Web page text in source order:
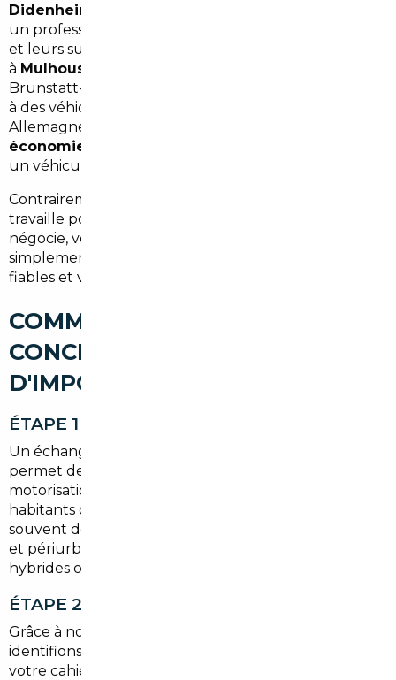
Didenheim
un professionnel qui connaît les marchés européens
et leurs subtilités. Notre agence de référence, basée
à Mulhouse
Brunstatt-Didenheim en leur offrant un accès direct
à des véhicules sélectionnés en Europe —
Allemagne, Belgique, Portugal, Espagne — avec des
économies réelles pouvant dépasser 8 000 €
un véhicule neuf ou récent.
Contrairement à un achat en concession, le courtier
travaille pour vous, pas pour le constructeur. Il
négocie, vérifie, importe et livre. Vous choisissez
simplement votre véhicule sur la base de sélections
fiables et vérifiées.
COMMENT SE DÉROULE
CONCRÈTEMENT UNE MISSION
D'IMPORT ?
ÉTAPE 1 — DÉFINITION DE VOTRE PROJET
Un échange téléphonique ou en agence à Mulhouse
permet de cerner votre besoin : budget,
motorisation, usage quotidien, délai souhaité. Les
habitants de Brunstatt-Didenheim effectuent
souvent des trajets mixtes — urbains vers Mulhouse
et périurbains — ce qui oriente vers des motorisations
hybrides ou diesel économiques.
ÉTAPE 2 — SOURCING EUROPÉEN CIBLÉ
Grâce à notre réseau de partenaires en Europe, nous
identifions les véhicules correspondant exactement à
votre cahier des charges. Chaque voiture est soumise